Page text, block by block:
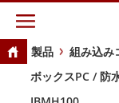
製品
組み込み
ボックスPC / 防